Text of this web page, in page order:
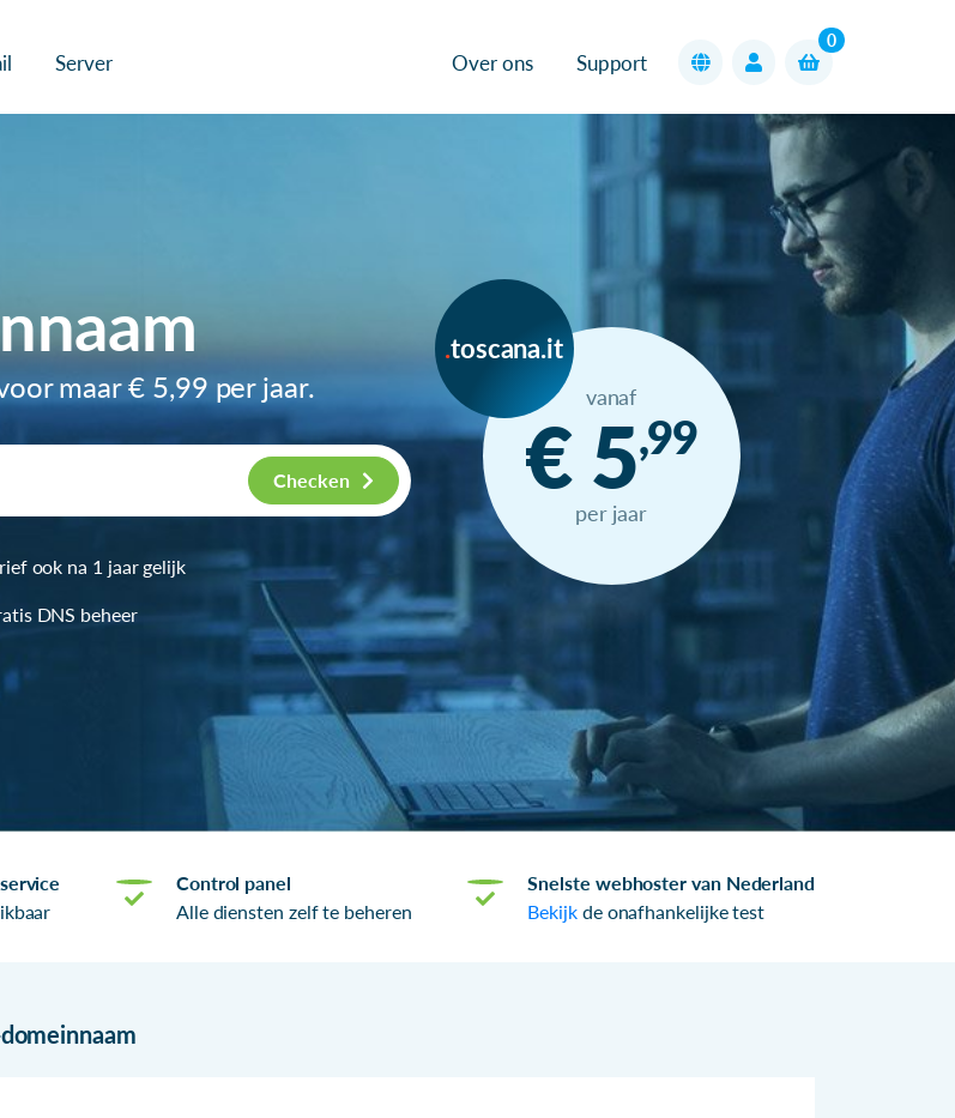
Server Over ons Support
0
maar€ 5,99 per jaar.
Checken
ook na 1 jaar gelijk
DNS beheer
toscana.it
vanaf
€ 5,99
per jaar
Control panel
Alle diensten zelf te beheren
Snelste webhoster van Nederland
Bekijkde onafhankelijke test